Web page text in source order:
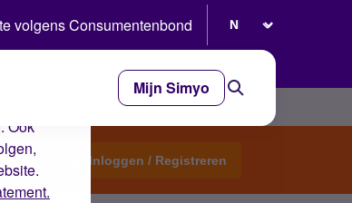
de
Ook
volgens Consumentenbond
Mijn Simyo
topic Inloggen / Registreren